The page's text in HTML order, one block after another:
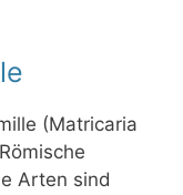
(Matricaria
Arten sind